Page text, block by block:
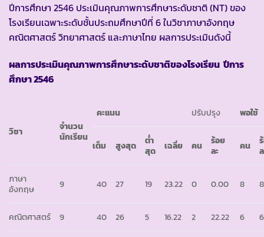
ปีการศึกษา 2546 ประเมินคุณภาพการศึกษาระดับชาติ (NT) ของ
โรงเรียนเฉพาะระดับชั้นประถมศึกษาปีที่ 6 ในวิชาภาษาอังกฤษ
คณิตศาสตร์ วิทยาศาสตร์ และภาษาไทย ผลการประเมินดังนี้
ผลการประเมินคุณภาพการศึกษาระดับชาติของโรงเรียน ปีการ
ศึกษา 2546
วิชา
จำนวน
นักเรียน
คะแนน ปรับปรุง พอใช้
เต็ม สูงสุด
ต่ำ
สุด
เฉลี่ย คน
ร้อย
ละ
คน
ภาษา
อังกฤษ
9 40 27 19 23.22 0 0.00 8
คณิตศาสตร์ 9 40 26 5 16.22 2 22.22 6